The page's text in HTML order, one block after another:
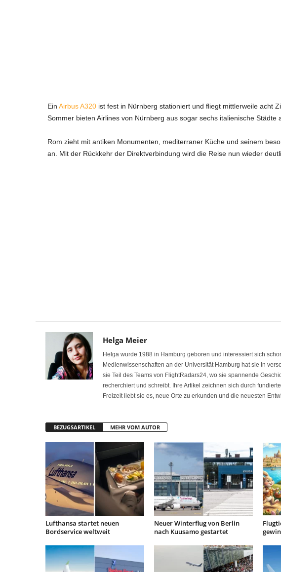
Ein Airbus A320 ist fest in Nürnberg stationiert und fliegt mittlerweile acht
Sommer bieten Airlines von Nürnberg aus sogar sechs italienische Städte
Rom zieht mit antiken Monumenten, mediterraner Küche und seinem
an. Mit der Rückkehr der Direktverbindung wird die Reise nun wieder
Helga Meier
Helga wurde 1988 in Hamburg geboren und interessiert sich
Medienwissenschaften an der Universität Hamburg hat sie in
sie Teil des Teams von FlightRadars24, wo sie spannende
recherchiert und schreibt. Ihre Artikel zeichnen sich durch
Freizeit liebt sie es, neue Orte zu erkunden und die neuesten
BEZUGSARTIKEL MEHR VOM AUTOR
Lufthansa startet neuen
Bordservice weltweit
Neuer Winterflug von Berlin
nach Kuusamo gestartet